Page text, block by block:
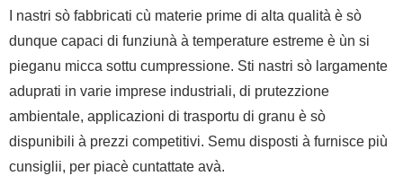
I nastri sò fabbricati cù materie prime di alta qualità è sò
dunque capaci di funziunà à temperature estreme è ùn si
pieganu micca sottu cumpressione. Sti nastri sò largamente
aduprati in varie imprese industriali, di prutezzione
ambientale, applicazioni di trasportu di granu è sò
dispunibili à prezzi competitivi. Semu disposti à furnisce più
cunsiglii, per piacè cuntattate avà.